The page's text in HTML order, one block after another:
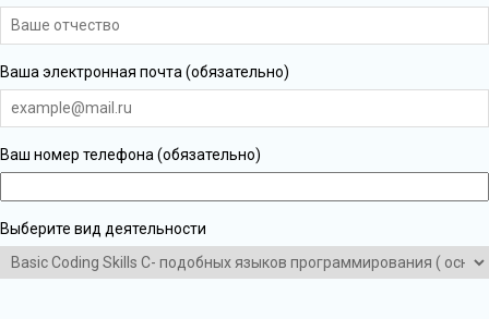
Ваша электронная почта (обязательно)
Ваш номер телефона (обязательно)
Выберите вид деятельности